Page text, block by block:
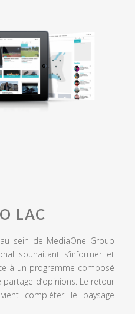
LAC
sein de MediaOne Group
souhaitant s’informer et
à un programme composé
d’opinions. Le retour
compléter le paysage